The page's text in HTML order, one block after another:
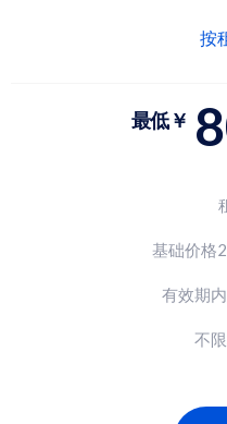
按
最低￥
基础价格
有效期
不